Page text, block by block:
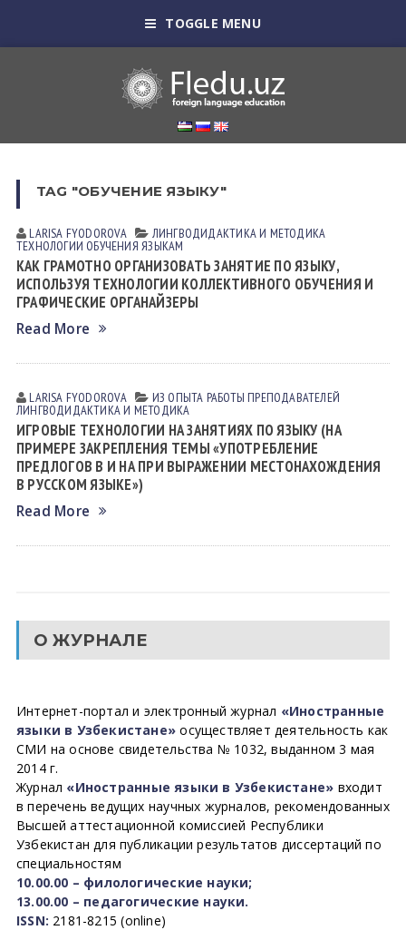
TOGGLE MENU
TAG "ОБУЧЕНИЕ ЯЗЫКУ"
LARISA FYODOROVА ЛИНГВОДИДАКТИКА И МЕТОДИКА
ТЕХНОЛОГИИ ОБУЧЕНИЯ ЯЗЫКАМ
КАК ГРАМОТНО ОРГАНИЗОВАТЬ ЗАНЯТИЕ ПО ЯЗЫКУ,
ИСПОЛЬЗУЯ ТЕХНОЛОГИИ КОЛЛЕКТИВНОГО ОБУЧЕНИЯ И
ГРАФИЧЕСКИЕ ОРГАНАЙЗЕРЫ
Read More
LARISA FYODOROVА ИЗ ОПЫТА РАБОТЫ ПРЕПОДАВАТЕЛЕЙ
ЛИНГВОДИДАКТИКА И МЕТОДИКА
ИГРОВЫЕ ТЕХНОЛОГИИ НА ЗАНЯТИЯХ ПО ЯЗЫКУ (НА
ПРИМЕРЕ ЗАКРЕПЛЕНИЯ ТЕМЫ «УПОТРЕБЛЕНИЕ
ПРЕДЛОГОВ В И НА ПРИ ВЫРАЖЕНИИ МЕСТОНАХОЖДЕНИЯ
В РУССКОМ ЯЗЫКЕ»)
Read More
О ЖУРНАЛЕ
Интернет-портал и электронный журнал «Иностранные
языки в Узбекистане» осуществляет деятельность как
СМИ на основе свидетельства № 1032, выданном 3 мая
2014 г.
Журнал «Иностранные языки в Узбекистане» входит
в перечень ведущих научных журналов, рекомендованных
Высшей аттестационной комиссией Республики
Узбекистан для публикации результатов диссертаций по
специальностям
10.00.00 – филологические науки;
13.00.00 – педагогические науки.
ISSN: 2181-8215 (online)